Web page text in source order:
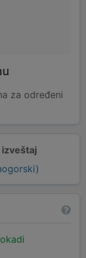
za određeni